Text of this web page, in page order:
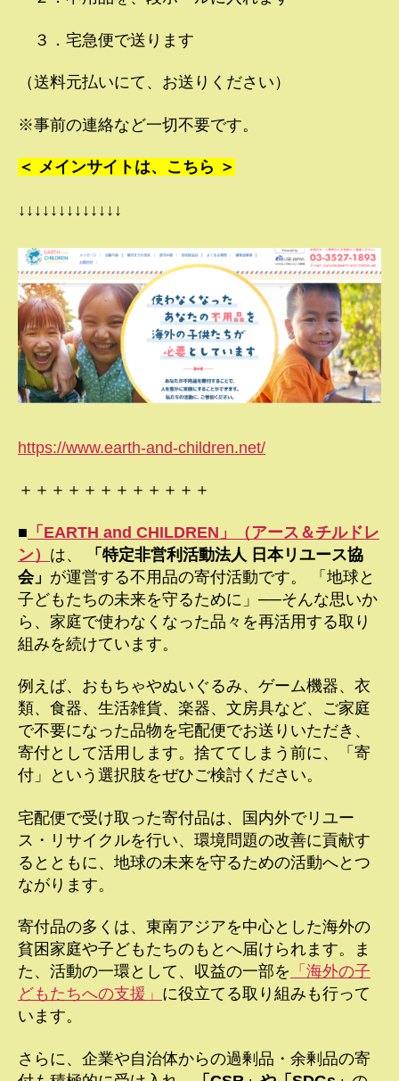
３．宅急便で送ります
（送料元払いにて、お送りください）
※事前の連絡など一切不要です。
＜ メインサイトは、こちら ＞
↓↓↓↓↓↓↓↓↓↓↓↓↓
https://www.earth-and-children.net/
＋＋＋＋＋＋＋＋＋＋＋＋
■ 「EARTH and CHILDREN」（アース＆チルドレ
ン） は、
「特定非営利活動法人 日本リユース協
会」 が運営する不用品の寄付活動です。 「地球と
子どもたちの未来を守るために」──そんな思いか
ら、家庭で使わなくなった品々を再活用する取り
組みを続けています。
例えば、おもちゃやぬいぐるみ、ゲーム機器、衣
類、食器、生活雑貨、楽器、文房具など、ご家庭
で不要になった品物を宅配便でお送りいただき、
寄付として活用します。捨ててしまう前に、「寄
付」という選択肢をぜひご検討ください。
宅配便で受け取った寄付品は、国内外でリユー
ス・リサイクルを行い、環境問題の改善に貢献す
るとともに、地球の未来を守るための活動へとつ
ながります。
寄付品の多くは、東南アジアを中心とした海外の
貧困家庭や子どもたちのもとへ届けられます。ま
た、活動の一環として、収益の一部を 「海外の子
どもたちへの支援」 に役立てる取り組みも行って
います。
さらに、企業や自治体からの過剰品・余剰品の寄